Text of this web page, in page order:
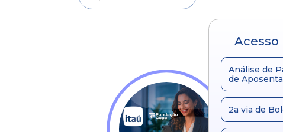
Acesso
Análise de
de
2a via de